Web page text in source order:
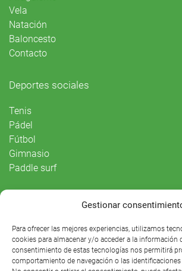
Gestionar
Para ofrecer las mejores experiencias, utilizamos
cookies para almacenar y/o acceder a la información
consentimiento de estas tecnologías nos permitirá
comportamiento de navegación o las
Vela
Natación
Baloncesto
Contacto
Deportes sociales
Tenis
Pádel
Fútbol
Gimnasio
Paddle surf
Agenda